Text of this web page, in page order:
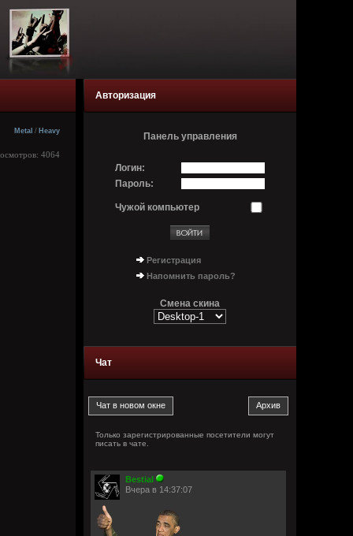
Metal / Heavy
4064
Авторизация
Панель управления
Логин:
Пароль:
Чужой компьютер
Регистрация
Напомнить пароль?
Смена скина
Чат
Только зарегистрированные посетители могут
писать в чате.
Bestial
Вчера в 14:37:07